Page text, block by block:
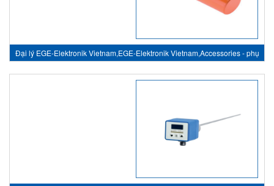
Đại lý EGE-Elektronik Vietnam,EGE-Elektronik Vietnam,Accessories - phụ